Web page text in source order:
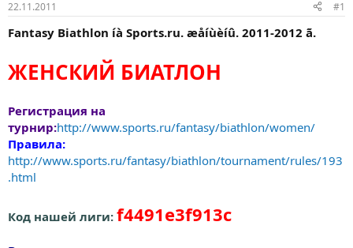
м
а
22.11.2011 #1
Fantasy Biathlon íà Sports.ru. æåíùèíû. 2011-2012 ã.
ЖЕНСКИЙ БИАТЛОН
Регистрация на
турнир:http://www.sports.ru/fantasy/biathlon/women/
Правила:
http://www.sports.ru/fantasy/biathlon/tournament/rules/193
.html
Код нашей лиги: f4491e3f913c